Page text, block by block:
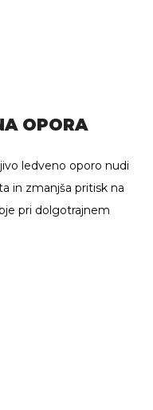
OPORA
ledveno oporo nudi
in zmanjša pritisk na
pri dolgotrajnem